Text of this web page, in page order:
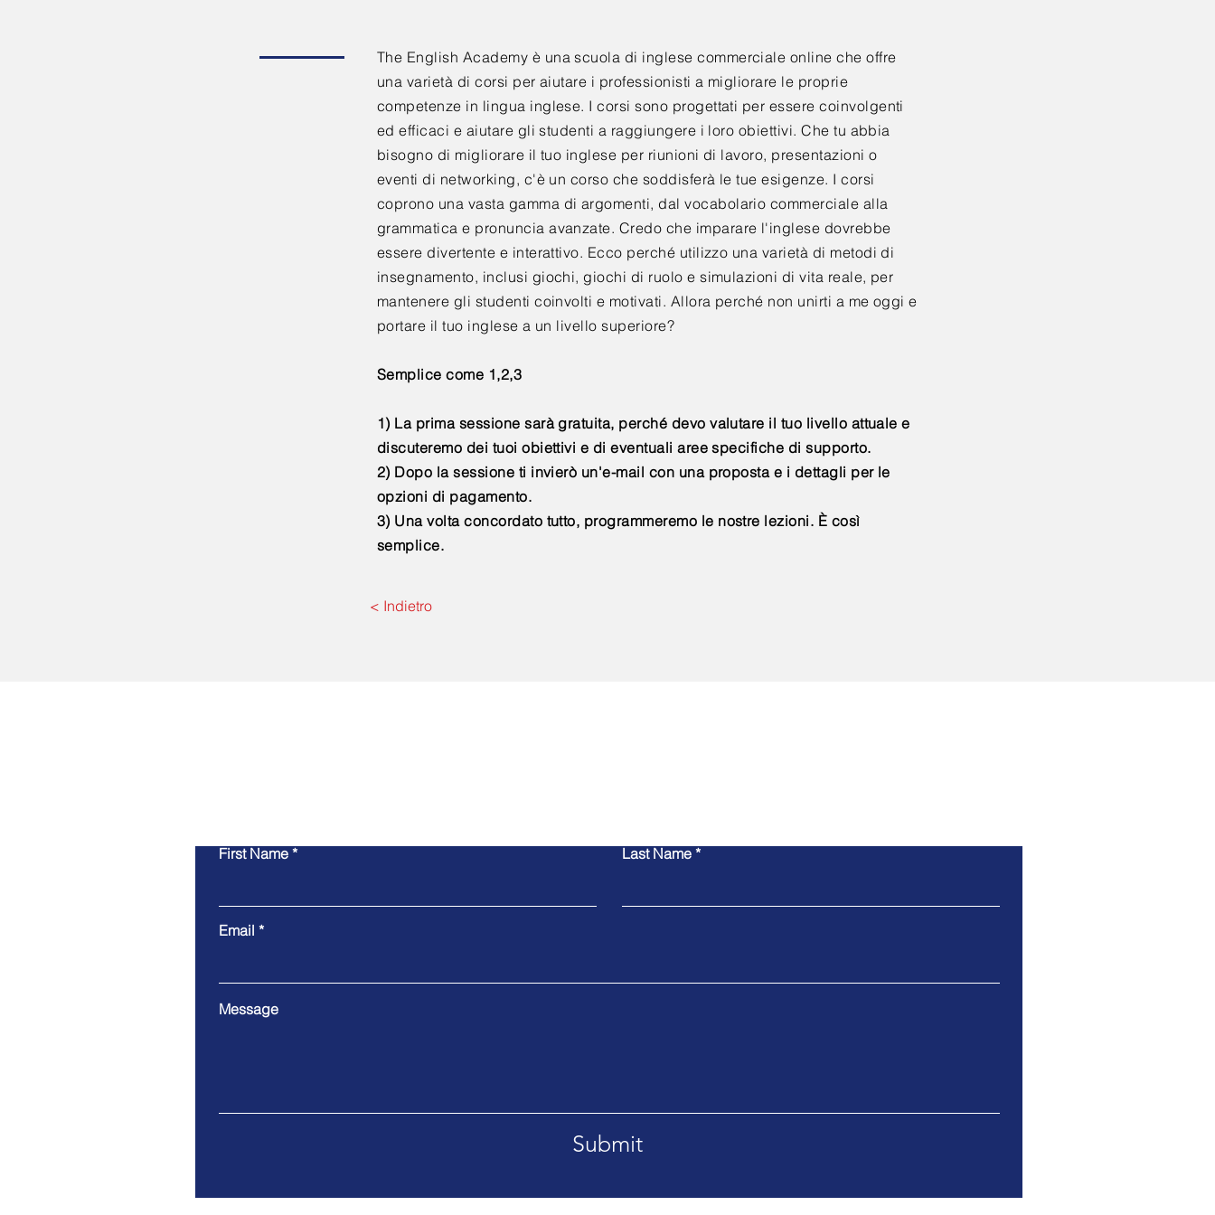
The English Academy è una scuola di inglese commerciale online che offre
una varietà di corsi per aiutare i professionisti a migliorare le proprie
competenze in lingua inglese. I corsi sono progettati per essere coinvolgenti
ed efficaci e aiutare gli studenti a raggiungere i loro obiettivi. Che tu abbia
bisogno di migliorare il tuo inglese per riunioni di lavoro, presentazioni o
eventi di networking, c'è un corso che soddisferà le tue esigenze. I corsi
coprono una vasta gamma di argomenti, dal vocabolario commerciale alla
grammatica e pronuncia avanzate. Credo che imparare l'inglese dovrebbe
essere divertente e interattivo. Ecco perché utilizzo una varietà di metodi di
insegnamento, inclusi giochi, giochi di ruolo e simulazioni di vita reale, per
mantenere gli studenti coinvolti e motivati. Allora perché non unirti a me oggi e
portare il tuo inglese a un livello superiore?
Semplice come 1,2,3
1) La prima sessione sarà gratuita, perché devo valutare il tuo livello attuale e
discuteremo dei tuoi obiettivi e di eventuali aree specifiche di supporto.
2) Dopo la sessione ti invierò un'e-mail con una proposta e i dettagli per le
opzioni di pagamento.
3) Una volta concordato tutto, programmeremo le nostre lezioni. È così
semplice.
< Indietro
First Name Last Name
Email
Message
Submit